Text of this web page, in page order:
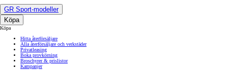
GR Sport-modeller
Köpa
Köpa
Hitta återförsäljare
Alla återförsäljare och verkstäder
Privatleasing
Boka provkörning
Broschyrer & prislistor
Kampanjer